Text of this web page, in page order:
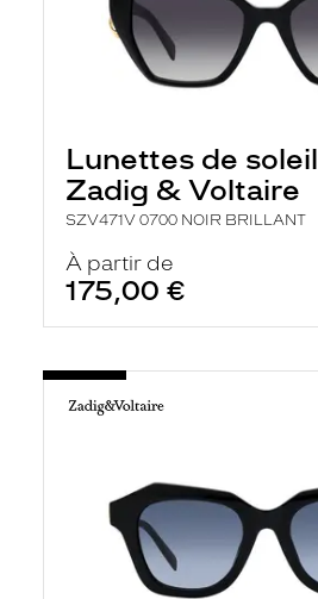
Lunettes de soleil
Zadig & Voltaire
SZV471V 0700 NOIR BRILLANT
À partir de
175,00 €